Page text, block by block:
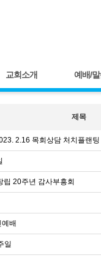
교회소개 예배/
제목
2.16 목회상담 처치플랜
립 20주년 감사부흥회
배
일